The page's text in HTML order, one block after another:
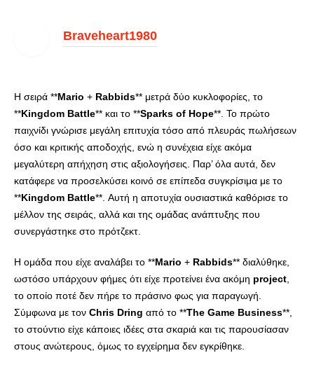
Braveheart1980
Η σειρά **Mario + Rabbids** μετρά δύο κυκλοφορίες, το
**Kingdom Battle** και το **Sparks of Hope**. Το πρώτο
παιχνίδι γνώρισε μεγάλη επιτυχία τόσο από πλευράς πωλήσεων
όσο και κριτικής αποδοχής, ενώ η συνέχεια είχε ακόμα
μεγαλύτερη απήχηση στις αξιολογήσεις. Παρ’ όλα αυτά, δεν
κατάφερε να προσελκύσει κοινό σε επίπεδα συγκρίσιμα με το
**Kingdom Battle**. Αυτή η αποτυχία ουσιαστικά καθόρισε το
μέλλον της σειράς, αλλά και της ομάδας ανάπτυξης που
συνεργάστηκε στο πρότζεκτ.
Η ομάδα που είχε αναλάβει το **Mario + Rabbids** διαλύθηκε,
ωστόσο υπάρχουν φήμες ότι είχε προτείνει ένα ακόμη project
το οποίο ποτέ δεν πήρε το πράσινο φως για παραγωγή.
Σύμφωνα με τον Chris Dring από το **The Game Business**,
το στούντιο είχε κάποιες ιδέες στα σκαριά και τις παρουσίασαν
στους ανώτερους, όμως το εγχείρημα δεν εγκρίθηκε.